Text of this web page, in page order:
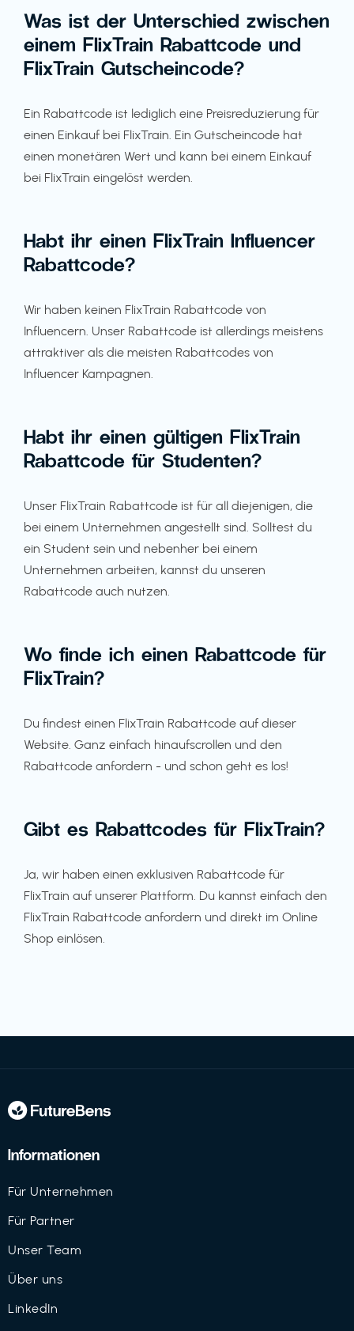
Was ist der Unterschied zwischen
einem FlixTrain Rabattcode und
FlixTrain Gutscheincode?
Ein Rabattcode ist lediglich eine Preisreduzierung für
einen Einkauf bei FlixTrain. Ein Gutscheincode hat
einen monetären Wert und kann bei einem Einkauf
bei FlixTrain eingelöst werden.
Habt ihr einen FlixTrain Influencer
Rabattcode?
Wir haben keinen FlixTrain Rabattcode von
Influencern. Unser Rabattcode ist allerdings meistens
attraktiver als die meisten Rabattcodes von
Influencer Kampagnen.
Habt ihr einen gültigen FlixTrain
Rabattcode für Studenten?
Unser FlixTrain Rabattcode ist für all diejenigen, die
bei einem Unternehmen angestellt sind. Solltest du
ein Student sein und nebenher bei einem
Unternehmen arbeiten, kannst du unseren
Rabattcode auch nutzen.
Wo finde ich einen Rabattcode für
FlixTrain?
Du findest einen FlixTrain Rabattcode auf dieser
Website. Ganz einfach hinaufscrollen und den
Rabattcode anfordern - und schon geht es los!
Gibt es Rabattcodes für FlixTrain?
Ja, wir haben einen exklusiven Rabattcode für
FlixTrain auf unserer Plattform. Du kannst einfach den
FlixTrain Rabattcode anfordern und direkt im Online
Shop einlösen.
Informationen
Für Unternehmen
Für Partner
Unser Team
Über uns
LinkedIn